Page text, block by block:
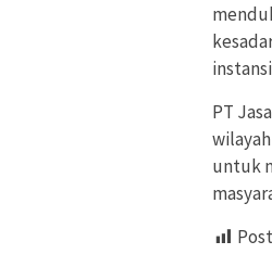
PT
untuk